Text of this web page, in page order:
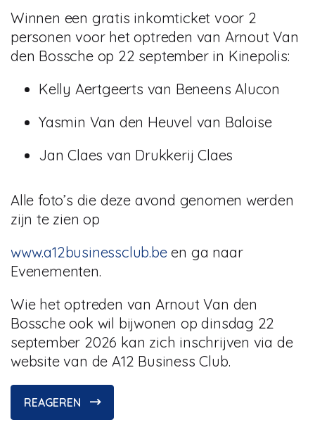
Winnen een gratis inkomticket voor 2
personen voor het optreden van Arnout Van
den Bossche op 22 september in Kinepolis:
Kelly Aertgeerts van Beneens Alucon
Yasmin Van den Heuvel van Baloise
Jan Claes van Drukkerij Claes
Alle foto’s die deze avond genomen werden
zijn te zien op
www.a12businessclub.been ga naar
Evenementen.
Wie het optreden van Arnout Van den
Bossche ook wil bijwonen op dinsdag 22
september 2026 kan zich inschrijven via de
website van de A12 Business Club.
REAGEREN